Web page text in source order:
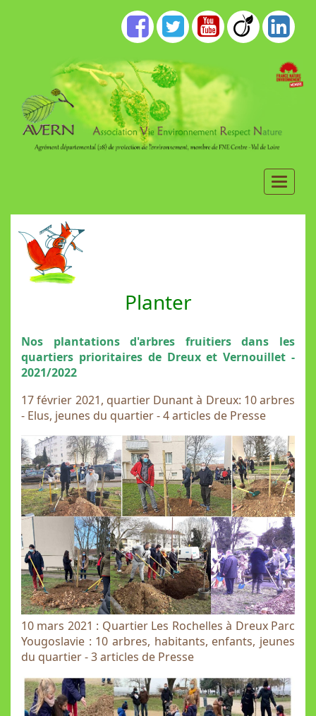
Planter
Nos plantations d'arbres fruitiers dans les
quartiers prioritaires de Dreux et Vernouillet -
2021/2022
17 février 2021, quartier Dunant à Dreux: 10 arbres
- Elus, jeunes du quartier - 4 articles de Presse
10 mars 2021 : Quartier Les Rochelles à Dreux Parc
Yougoslavie : 10 arbres, habitants, enfants, jeunes
du quartier - 3 articles de Presse